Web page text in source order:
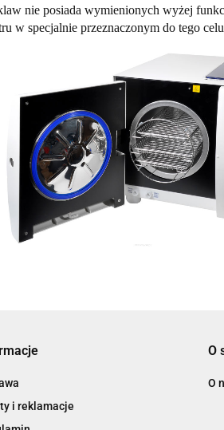
nie posiada wymienionych wyżej
w specjalnie przeznaczonym do tego
i reklamacje
O
O